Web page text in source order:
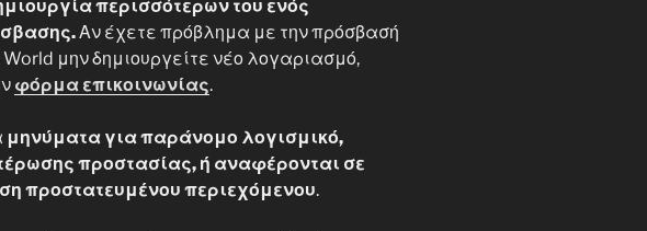
περισσότερων του ενός
Αν έχετε πρόβλημα με την πρόσβασή
μην δημιουργείτε νέο λογαριασμό,
φόρμα επικοινωνίας.
μηνύματα για παράνομο λογισμικό,
προστασίας, ή αναφέρονται σε
προστατευμένου περιεχόμενου.